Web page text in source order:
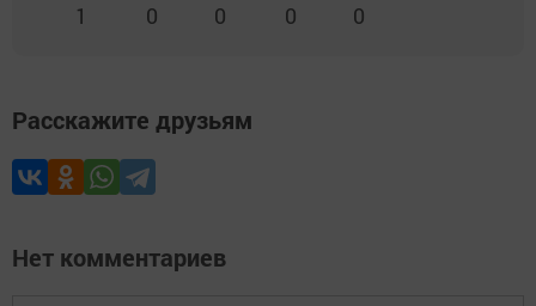
1 0 0 0 0
Расскажите друзьям
Нет комментариев